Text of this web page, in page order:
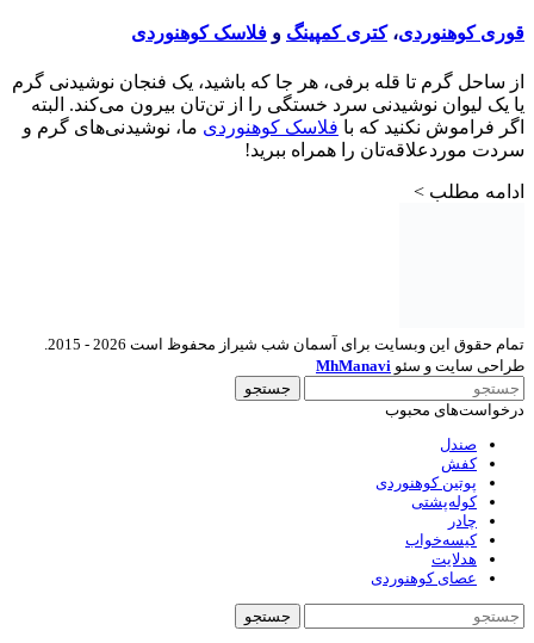
قوری کوهنوردی، کتری کمپینگ و فلاسک کوهنوردی
از ساحل گرم تا قله برفی، هر جا که باشید، یک فنجان نوشیدنی گرم
یا یک لیوان نوشیدنی سرد خستگی را از تن‌تان بیرون می‌کند. البته
اگر فراموش نکنید که با فلاسک کوهنوردی ما، نوشیدنی‌های گرم و
سردت موردعلاقه‌تان را همراه ببرید!
ادامه مطلب >
طراحی سایت و سئو MhManavi
جستجو
درخواست‌های محبوب
صندل
کفش
پوتین کوهنوردی
کوله‌پشتی
چادر
کیسه‌خواب
هدلایت
عصای کوهنوردی
جستجو